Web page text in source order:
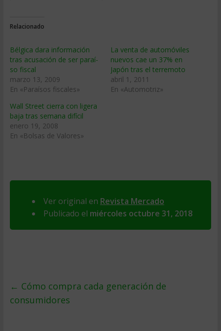
Relacionado
Bélgica dara información
tras acusación de ser paraí­
so fiscal
marzo 13, 2009
En «Paraísos fiscales»
La venta de automóviles
nuevos cae un 37% en
Japón tras el terremoto
abril 1, 2011
En «Automotriz»
Wall Street cierra con ligera
baja tras semana difí­cil
enero 19, 2008
En «Bolsas de Valores»
Ver original en Revista Mercado
Publicado el miércoles octubre 31, 2018
← Cómo compra cada generación de
consumidores